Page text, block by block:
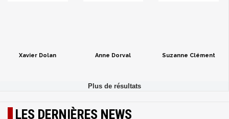
Xavier Dolan Anne Dorval Suzanne Clément
LES DERNIÈRES NEWS